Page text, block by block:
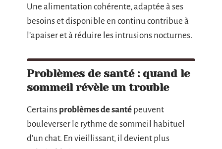
Une alimentation cohérente, adaptée à ses
besoins et disponible en continu contribue à
l’apaiser et à réduire les intrusions nocturnes.
Problèmes de santé : quand le
sommeil révèle un trouble
Certains problèmes de santé peuvent
bouleverser le rythme de sommeil habituel
d’un chat. En vieillissant, il devient plus